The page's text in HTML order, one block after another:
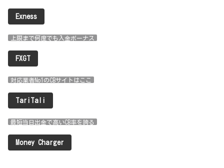
Exness
上限まで何度でも入金ボーナス
FXGT
対応業者No1のCBサイトはここ
TariTali
最短当日出金で高いCB率を誇る
Money Charger